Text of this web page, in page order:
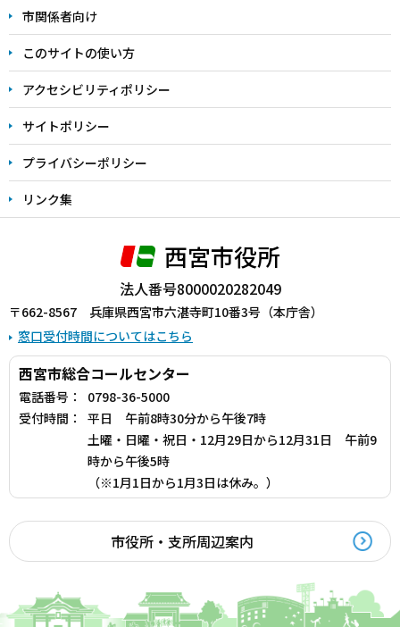
こ
ま
で
市関係者向け
このサイトの使い方
アクセシビリティポリシー
サイトポリシー
プライバシーポリシー
リンク集
西宮市役所
法人番号8000020282049
〒662-8567 兵庫県西宮市六湛寺町10番3号（本庁舎）
窓口受付時間についてはこちら
西宮市総合コールセンター
電話番号：
0798-36-5000
受付時間：
平日 午前8時30分から午後7時
土曜・日曜・祝日・12月29日から12月31日 午前9
時から午後5時
（※1月1日から1月3日は休み。）
市役所・支所周辺案内